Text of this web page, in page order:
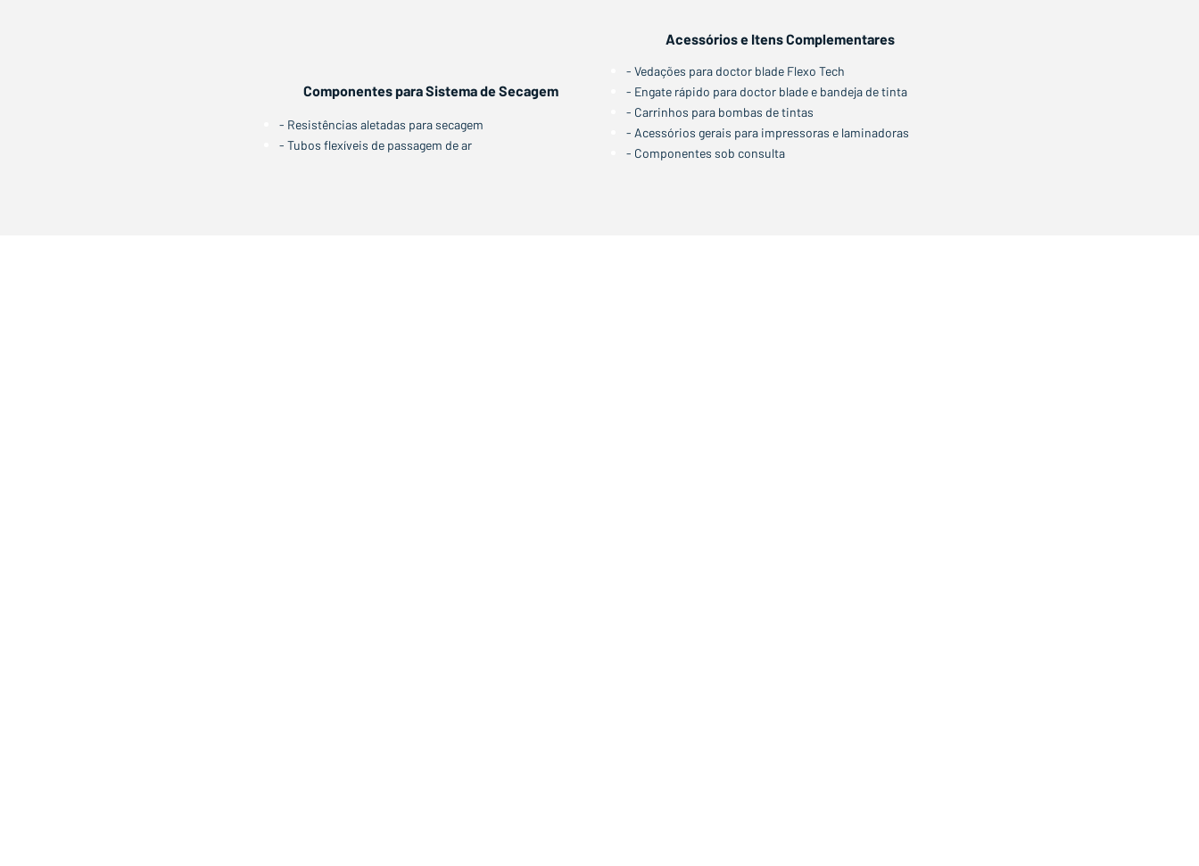
Componentes para Sistema de Secagem
- Resistências aletadas para secagem
- Tubos flexíveis de passagem de ar
Acessórios e Itens Complementares
- Vedações para doctor blade Flexo Tech
- Engate rápido para doctor blade e bandeja de tinta
- Carrinhos para bombas de tintas
- Acessórios gerais para impressoras e laminadoras
- Componentes sob consulta